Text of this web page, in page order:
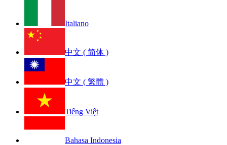
Italiano
中文 ( 简体 )
中文 ( 繁體 )
Tiếng Việt
Bahasa Indonesia